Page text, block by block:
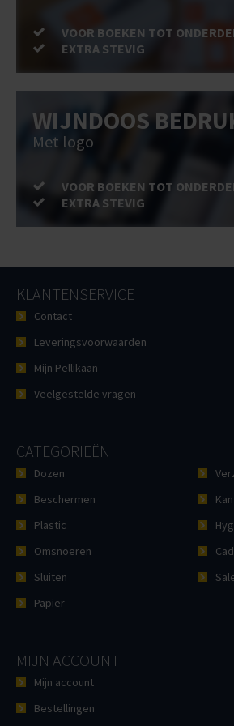
VOOR BOEKEN TOT
EXTRA STEVIG
WIJNDOOS
Met logo
VOOR BOEKEN TOT
EXTRA STEVIG
KLANTENSERVICE
Contact
Leveringsvoorwaarden
Mijn Pellikaan
Veelgestelde vragen
CATEGORIEËN
Dozen
Beschermen
Plastic
Omsnoeren
Sluiten
Papier
MIJN ACCOUNT
Mijn account
Bestellingen